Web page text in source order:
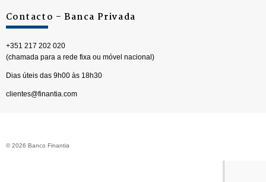
Contacto – Banca Privada
+351 217 202 020
(chamada para a rede fixa ou móvel nacional)
Dias úteis das 9h00 às 18h30
clientes@finantia.com
© 2026 Banco Finantia